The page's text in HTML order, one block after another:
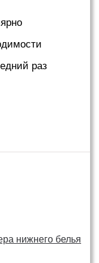
раз
нижнего белья